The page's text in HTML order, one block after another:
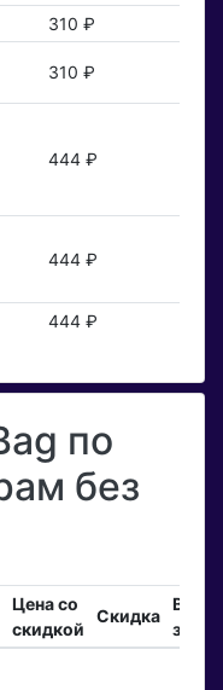
310 ₽
310 ₽
444 ₽
444 ₽
444 ₽
по
без
Цена со
скидкой
Скидка